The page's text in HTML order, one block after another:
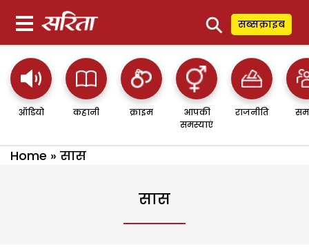
⚲ सब्सक्राइब
ऑडियो कहानी क्राइम
आपकी
समस्याएं
राजनीति
Home » सास
सास